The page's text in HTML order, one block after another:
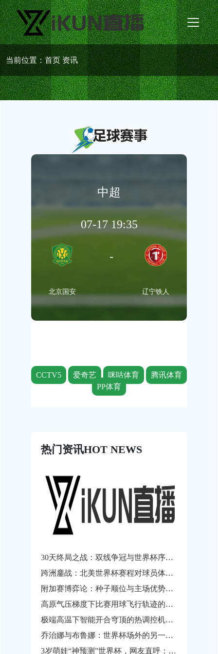
当前位置：首页资讯
中超
07-17 19:35
北京国安
-
辽宁铁人
CCTV5 爱奇艺 咪咕体育
腾讯体育
PP体育
热门资讯HOT NEWS
30天终局之战：双线争冠与世界杯序曲的终极狂飙
跨洲鏖战：北美世界杯赛程对球员体能阈值与竞技状态滑坡的临界评估
附加赛博弈论：种子顺位与主场优势的权重再平衡
高原气压梯度下比赛用球飞行轨迹的非线性扰动建模与自适应气动补偿——以2026年世界杯墨西哥赛区为例
极端高温下智能开合穹顶的热调控机制研究——以2026世界杯索菲体育场为案例
乔治娜与布鲁娜：世界杯场外的另一面“颜值对决”
3岁萌娃“神预测”世界杯，网友直呼：未来穿越者？